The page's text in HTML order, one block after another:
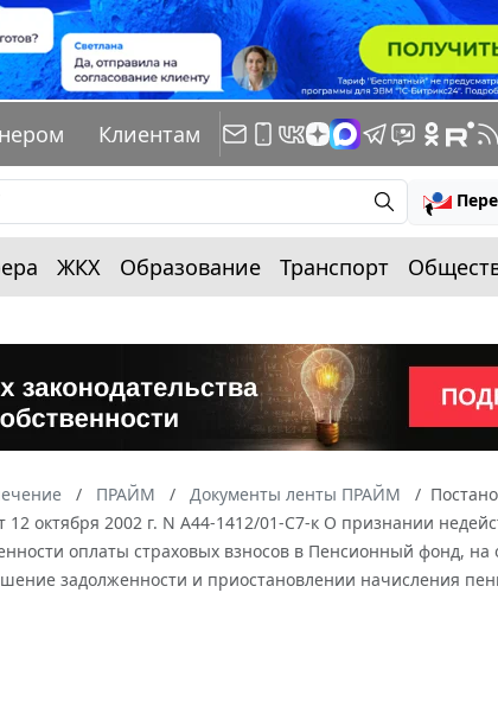
Клиентам
ЖКХ Образование Транспорт
ПРАЙМ Документы ленты ПРАЙМ
12 октября 2002 г. N А44-1412/01-С7-к О признании
оплаты страховых взносов в Пенсионный фонд, на
задолженности и приостановлении начисления